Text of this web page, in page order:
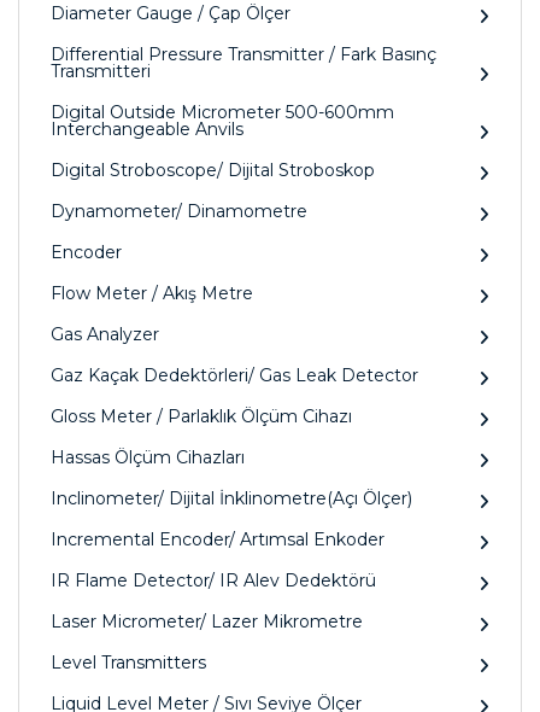
Diameter Gauge / Çap Ölçer
Differential Pressure Transmitter / Fark Basınç
Transmitteri
Digital Outside Micrometer 500-600mm
Interchangeable Anvils
Digital Stroboscope/ Dijital Stroboskop
Dynamometer/ Dinamometre
Encoder
Flow Meter / Akış Metre
Gas Analyzer
Gaz Kaçak Dedektörleri/ Gas Leak Detector
Gloss Meter / Parlaklık Ölçüm Cihazı
Hassas Ölçüm Cihazları
Inclinometer/ Dijital İnklinometre(Açı Ölçer)
Incremental Encoder/ Artımsal Enkoder
IR Flame Detector/ IR Alev Dedektörü
Laser Micrometer/ Lazer Mikrometre
Level Transmitters
Liquid Level Meter / Sıvı Seviye Ölçer